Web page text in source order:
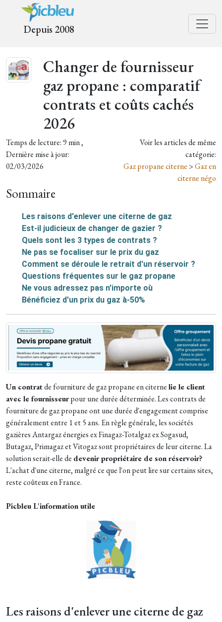
Depuis 2008
Changer de fournisseur
gaz propane : comparatif
contrats et coûts cachés
2026
Temps de lecture: 9 min ,
Dernière mise à jour:
02/03/2026
Voir les articles de même
catégorie:
Gaz propane citerne >Gaz en
citerne négo
Sommaire
Les raisons d'enlever une citerne de gaz
Est-il judicieux de changer de gazier ?
Quels sont les 3 types de contrats ?
Ne pas se focaliser sur le prix du gaz
Comment se déroule le retrait d'un réservoir ?
Questions fréquentes sur le gaz propane
Ne vous adressez pas n'importe où
Bénéficiez d'un prix du gaz à-50%
Un contratde fourniture de gaz propane en citernelie le client
avec le fournisseurpour une durée déterminée. Les contrats de
fourniture de gaz propane ont une durée d'engagement comprise
généralement entre 1 et 5 ans. En règle générale, les sociétés
gazières Antargaz énergies ex Finagaz-Totalgaz ex Sogasud,
Butagaz, Primagaz et Vitogaz sont propriétaires de leur citerne. La
solution serait-elle de devenir propriétaire de son réservoir?
L'achat d'une citerne, malgré ce que l'on peut lire sur certains sites,
reste coûteux en France.
Picbleu L'information utile
Les raisons d'enlever une citerne de gaz